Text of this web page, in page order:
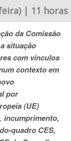
| 11 horas
da Comissão
situação
com vínculos
contexto em
por
(UE)
, incumprimento,
quadro CES,